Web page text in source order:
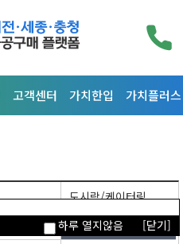
고객센터 가치한입 가치플러스
도시락/케이터링
청소/시설관리/돌봄
하루 열지않음 [닫기]